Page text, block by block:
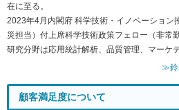
在に至る。
2023年4月内閣府 科学技術・イノベーション
災担当）付上席科学技術政策フェロー（非常勤
研究分野は応用統計解析、品質管理、マーケ
≫鈴
顧客満足度について